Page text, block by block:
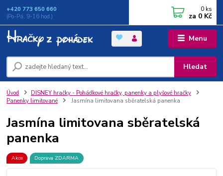
Menu
Hledat
+420 773 650 660
(Po-Pá, 9-16 hod.)
0 ks
za 0 Kč
Úvod
DISNEY hračky - Pohádkové hračky, panenky a plyšové hračky
Panenky limitované
Jasmína limitovana sběratelská panenka
Jasmína limitovana sběratelská
panenka
Akce Doprava ZDARMA